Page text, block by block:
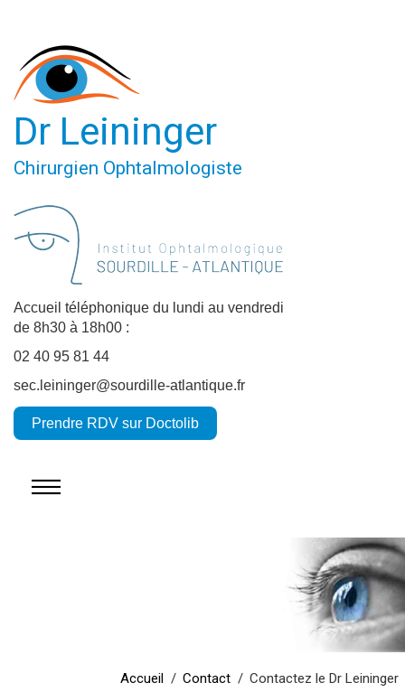
Dr Leininger
Chirurgien Ophtalmologiste
Accueil téléphonique du lundi au vendredi
de 8h30 à 18h00 :
02 40 95 81 44
sec.leininger@sourdille-atlantique.fr
Prendre RDV sur Doctolib
Accueil Contact Contactez le Dr Leininger